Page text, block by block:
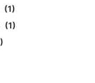
1
1